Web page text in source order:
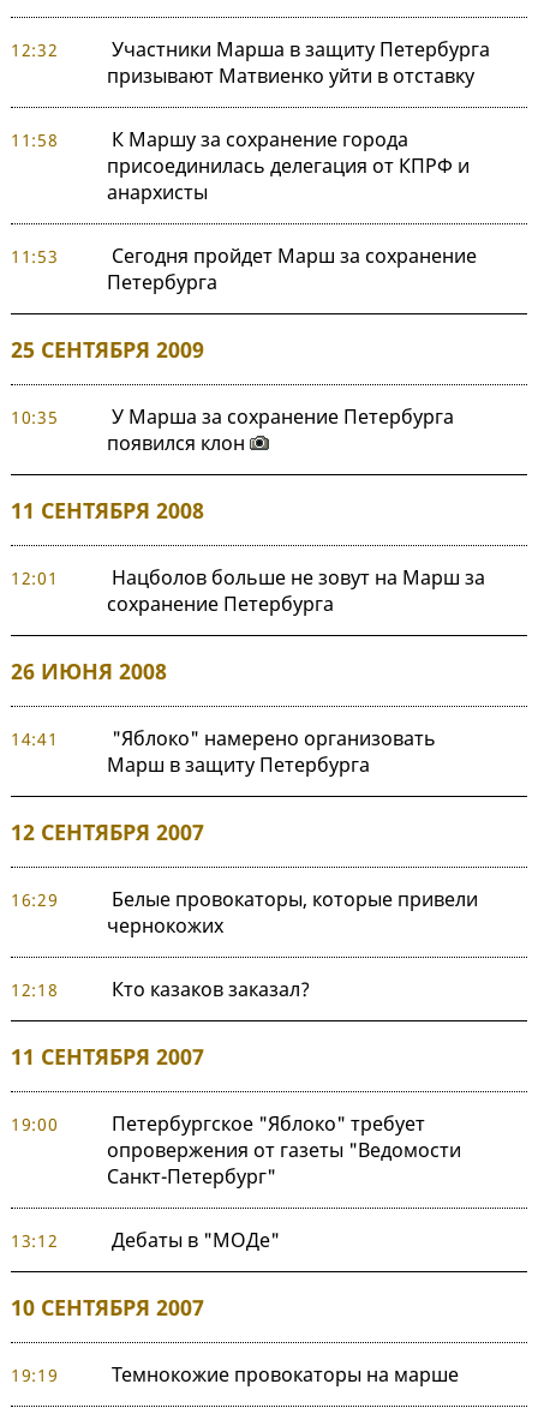
12:32
Участники Марша в защиту Петербурга
призывают Матвиенко уйти в отставку
11:58
К Маршу за сохранение города
присоединилась делегация от КПРФ и
анархисты
11:53
Сегодня пройдет Марш за сохранение
Петербурга
25 СЕНТЯБРЯ 2009
10:35
У Марша за сохранение Петербурга
появился клон
11 СЕНТЯБРЯ 2008
12:01
Нацболов больше не зовут на Марш за
сохранение Петербурга
26 ИЮНЯ 2008
14:41
"Яблоко" намерено организовать
Марш в защиту Петербурга
12 СЕНТЯБРЯ 2007
16:29
Белые провокаторы, которые привели
чернокожих
12:18 Кто казаков заказал?
11 СЕНТЯБРЯ 2007
19:00
Петербургское "Яблоко" требует
опровержения от газеты "Ведомости
Санкт-Петербург"
13:12 Дебаты в "МОДе"
10 СЕНТЯБРЯ 2007
19:19 Темнокожие провокаторы на марше